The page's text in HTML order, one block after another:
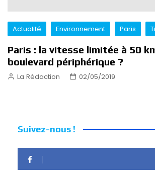
Actualité Environnement Paris
Paris : la vitesse limitée à 50
boulevard périphérique ?
La Rédaction 02/05/2019
Suivez-nous !